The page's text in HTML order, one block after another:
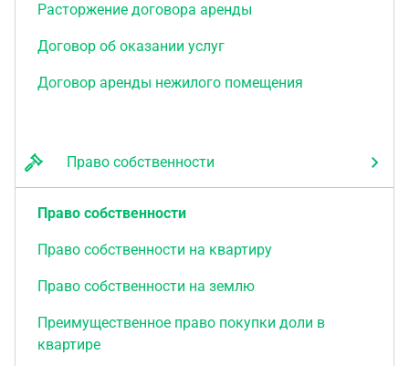
Расторжение договора аренды
Договор об оказании услуг
Договор аренды нежилого помещения
Право собственности
Право собственности
Право собственности на квартиру
Право собственности на землю
Преимущественное право покупки доли в
квартире